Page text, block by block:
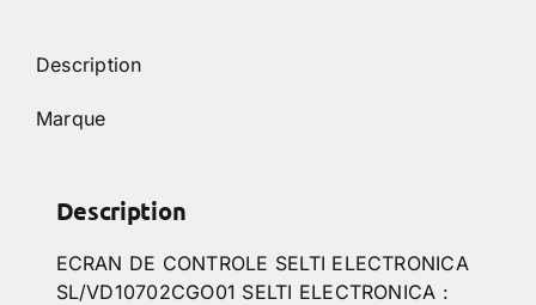
Description
Marque
Description
ECRAN DE CONTROLE SELTI ELECTRONICA
SL/VD10702CGO01 SELTI ELECTRONICA :